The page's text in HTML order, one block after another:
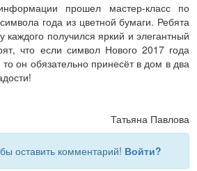
прошел мастер-класс по
года из цветной бумаги. Ребята
каждого получился яркий и элегантный
что если символ Нового 2017 года
он обязательно принесёт в дом в два
Татьяна Павлова
оставить комментарий! Войти?